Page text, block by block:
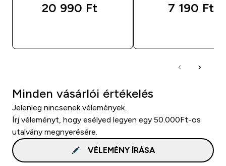
20 990 Ft‎ 7 190 Ft‎
Minden vásárlói értékelés
Jelenleg nincsenek vélemények.
Írj véleményt, hogy esélyed legyen egy 50.000Ft-os
utalvány megnyerésére.
VÉLEMÉNY ÍRÁSA